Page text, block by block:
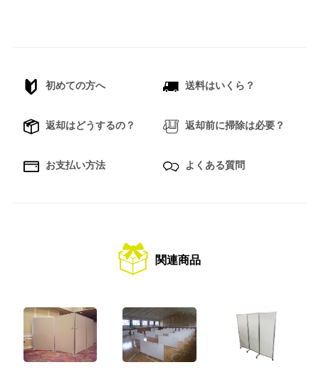
初めての方へ 送料はいくら？
返却はどうするの？ 返却前に掃除は必要？
お支払い方法 よくある質問
関連商品